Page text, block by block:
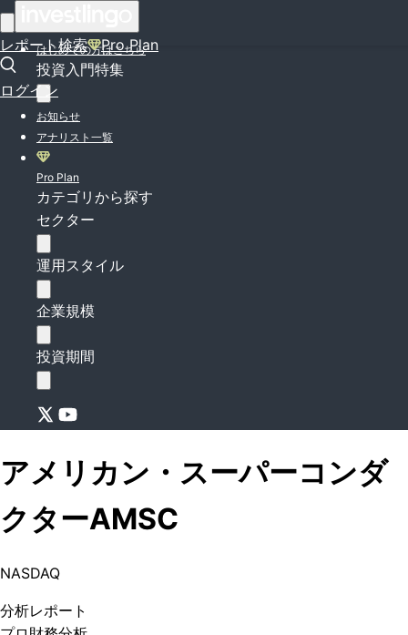
レポート検索 Pro Plan
ログイン
はじめての方はこちら
投資入門特集
お知らせ
アナリスト一覧
Pro Plan
カテゴリから探す
セクター
運用スタイル
企業規模
投資期間
アメリカン・スーパーコンダ
クターAMSC
NASDAQ
分析レポート